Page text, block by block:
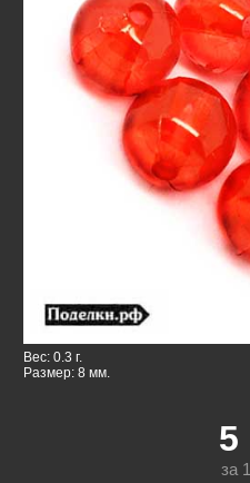
Вес: 0.3 г.
Размер: 8 мм.
5
за 1